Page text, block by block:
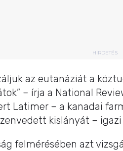
HIRDETÉS
az eutanáziát a
– írja a National
Latimer – a kanadai
kislányát –
felmérésében azt